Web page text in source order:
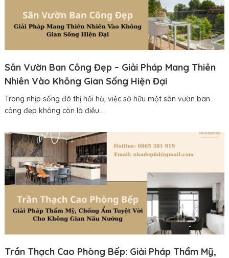
Sân Vườn Ban Công Đẹp – Giải Pháp Mang Thiên
Nhiên Vào Không Gian Sống Hiện Đại
Trong nhịp sống đô thị hối hả, việc sở hữu một sân vườn ban
công đẹp không còn là điều...
Trần Thạch Cao Phòng Bếp: Giải Pháp Thẩm Mỹ,